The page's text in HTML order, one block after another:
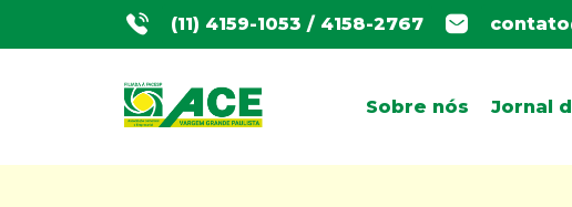
(11) 4159-1053 / 4158-2767
Sobre nós Jornal